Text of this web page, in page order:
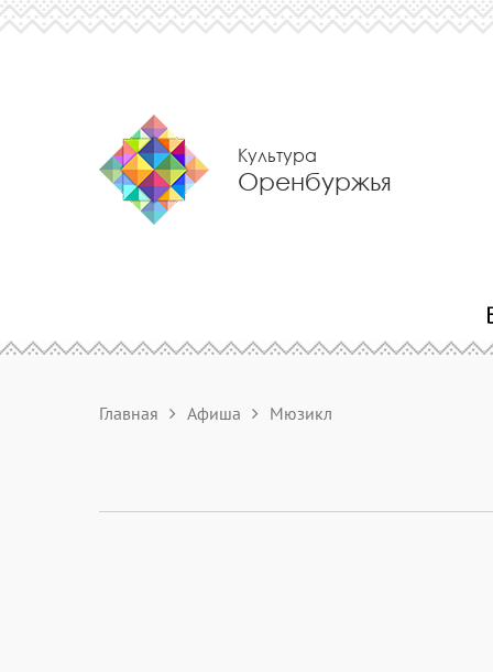
Культура
Оренбуржья
Главная Афиша Мюзикл